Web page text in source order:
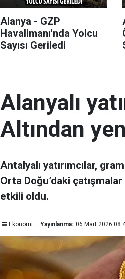
Alanya - GZP
Havalimanı'nda Yolcu
Sayısı Geriledi
Alanyalı
Altından
Antalyalı yatırımcılar,
Orta Doğu’daki
etkili oldu.
Ekonomi Yayınlanma: 06 Mart 2026